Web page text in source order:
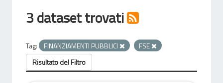
3 dataset trovati
Tag: FINANZIAMENTI PUBBLICI
FSE
Risultato del Filtro